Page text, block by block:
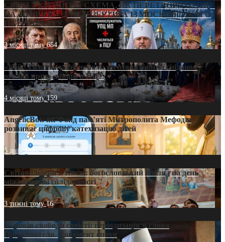
СВЯТІ УХИЛЯНТИ: СХЕМА, ЯК ПЕРЕТВОРИТИ ПЦУ
НА «ОФШОР» ДЛЯ ДЕЗЕРТИРА ІЗ МОСКОВСЬКОГО
ПАТРІАРХАТУ
3 місяці тому654
«Кейс Тихона» у Тернополі: як Молитовний сніданок
оголив кризу довіри в ПЦУ
4 місяці тому159
AngelicBot: як Фонд пам’яті Митрополита Мефодія
розвиває цифрову катехизацію дітей
5 днів тому9
Світові лідери в Києві: богословський погляд на день
міжнародної солідарності
3 тижні тому16
35 років свободи совісті: періодизація зі слова
Предстоятеля. Документ епохи